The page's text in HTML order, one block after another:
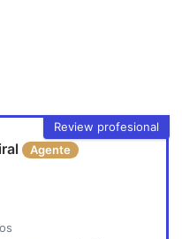
Review profesional
Agente